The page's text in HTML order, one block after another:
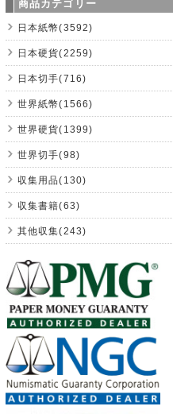
商品カテゴリー
日本紙幣(3592)
日本硬貨(2259)
日本切手(716)
世界紙幣(1566)
世界硬貨(1399)
世界切手(98)
収集用品(130)
収集書籍(63)
其他収集(243)